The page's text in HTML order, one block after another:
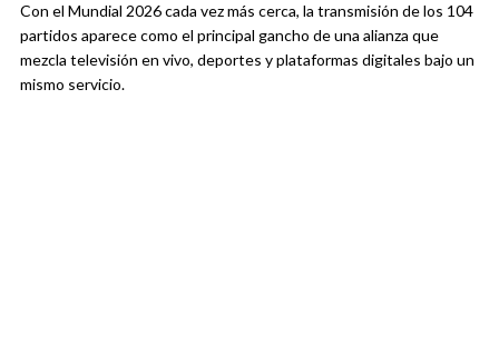
Con el Mundial 2026 cada vez más cerca, la transmisión de los 104
partidos aparece como el principal gancho de una alianza que
mezcla televisión en vivo, deportes y plataformas digitales bajo un
mismo servicio.